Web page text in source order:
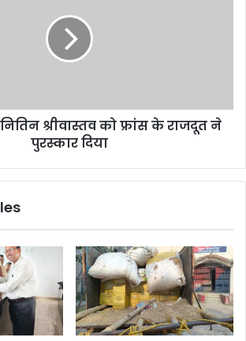
श्रीवास्तव को फ्रांस के राजदूत ने
पुरस्कार दिया